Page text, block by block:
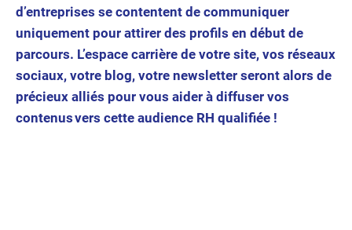
d’entreprises se contentent de communiquer
uniquement pour attirer des profils en début de
parcours. L’espace carrière de votre site, vos réseaux
sociaux, votre blog, votre newsletter seront alors de
précieux alliés pour vous aider à diffuser vos
contenus vers cette audience RH qualifiée !